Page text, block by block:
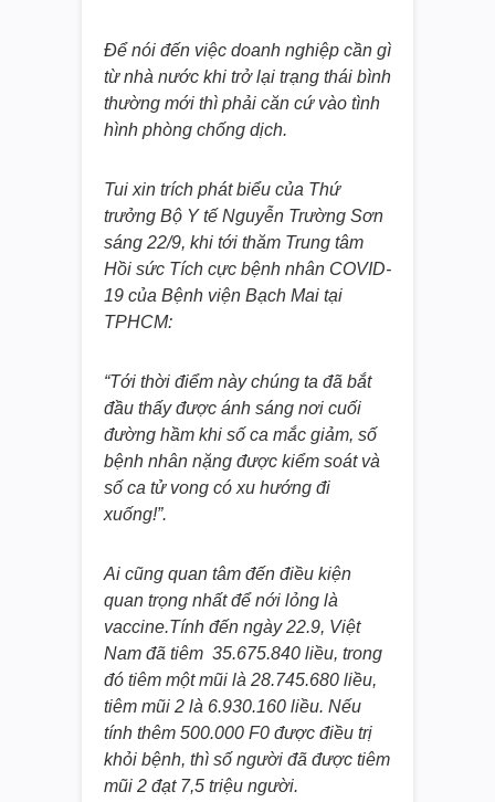
Để nói đến việc doanh nghiệp cần gì
từ nhà nước khi trở lại trạng thái bình
thường mới thì phải căn cứ vào tình
hình phòng chống dịch.
Tui xin trích phát biểu của Thứ
trưởng Bộ Y tế Nguyễn Trường Sơn
sáng 22/9, khi tới thăm Trung tâm
Hồi sức Tích cực bệnh nhân COVID-
19 của Bệnh viện Bạch Mai tại
TPHCM:
“Tới thời điểm này chúng ta đã bắt
đầu thấy được ánh sáng nơi cuối
đường hầm khi số ca mắc giảm, số
bệnh nhân nặng được kiểm soát và
số ca tử vong có xu hướng đi
xuống!”.
Ai cũng quan tâm đến điều kiện
quan trọng nhất để nới lỏng là
vaccine.Tính đến ngày 22.9, Việt
Nam đã tiêm 35.675.840 liều, trong
đó tiêm một mũi là 28.745.680 liều,
tiêm mũi 2 là 6.930.160 liều. Nếu
tính thêm 500.000 F0 được điều trị
khỏi bệnh, thì số người đã được tiêm
mũi 2 đạt 7,5 triệu người.